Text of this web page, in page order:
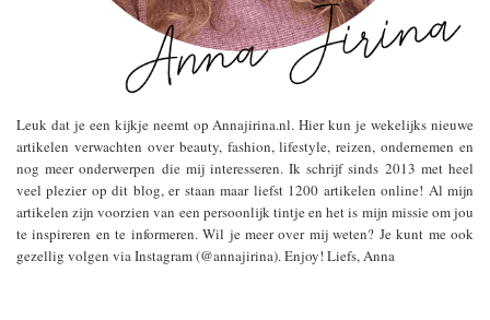
Leuk dat je een kijkje neemt op Annajirina.nl. Hier kun je wekelijks nieuwe
artikelen verwachten over beauty, fashion, lifestyle, reizen, ondernemen en
nog meer onderwerpen die mij interesseren. Ik schrijf sinds 2013 met heel
veel plezier op dit blog, er staan maar liefst 1200 artikelen online! Al mijn
artikelen zijn voorzien van een persoonlijk tintje en het is mijn missie om jou
te inspireren en te informeren. Wil je meer over mij weten? Je kunt me ook
gezellig volgen via Instagram (@annajirina). Enjoy! Liefs, Anna